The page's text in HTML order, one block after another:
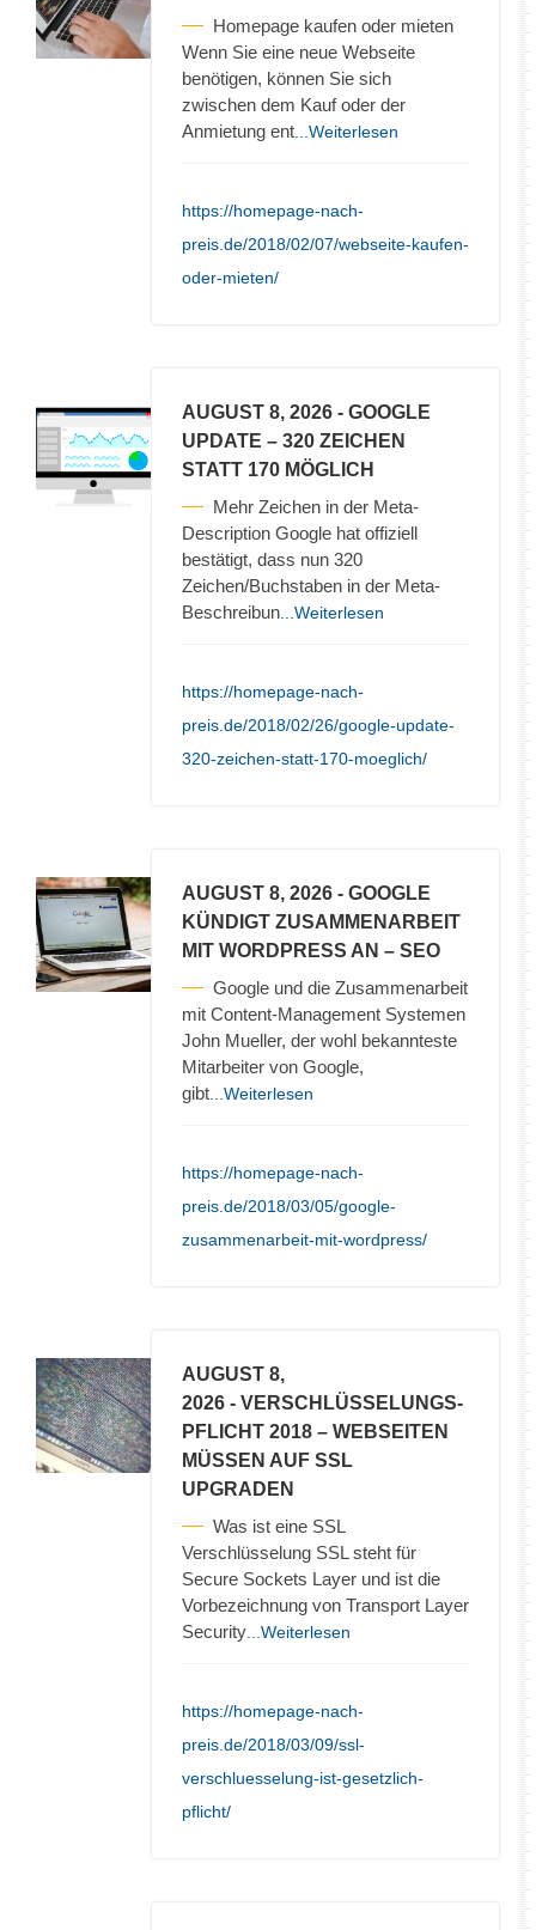
Homepage kaufen oder mieten
Wenn Sie eine neue Webseite
benötigen, können Sie sich
zwischen dem Kauf oder der
Anmietung ent ...Weiterlesen
https://homepage-nach-
preis.de/2018/02/07/webseite-kaufen-
oder-mieten/
AUGUST 8, 2026 - GOOGLE
UPDATE – 320 ZEICHEN
STATT 170 MÖGLICH
Mehr Zeichen in der Meta-
Description Google hat offiziell
bestätigt, dass nun 320
Zeichen/Buchstaben in der Meta-
Beschreibun ...Weiterlesen
https://homepage-nach-
preis.de/2018/02/26/google-update-
320-zeichen-statt-170-moeglich/
AUGUST 8, 2026 - GOOGLE
KÜNDIGT ZUSAMMENARBEIT
MIT WORDPRESS AN – SEO
Google und die Zusammenarbeit
mit Content-Management Systemen
John Mueller, der wohl bekannteste
Mitarbeiter von Google,
gibt ...Weiterlesen
https://homepage-nach-
preis.de/2018/03/05/google-
zusammenarbeit-mit-wordpress/
AUGUST 8,
2026 - VERSCHLÜSSELUNGS-
PFLICHT 2018 – WEBSEITEN
MÜSSEN AUF SSL
UPGRADEN
Was ist eine SSL
Verschlüsselung SSL steht für
Secure Sockets Layer und ist die
Vorbezeichnung von Transport Layer
Security ...Weiterlesen
https://homepage-nach-
preis.de/2018/03/09/ssl-
verschluesselung-ist-gesetzlich-
pflicht/